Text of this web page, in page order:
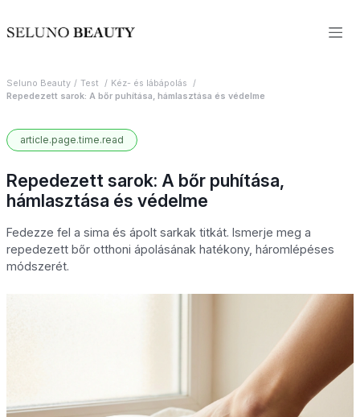
Seluno Beauty Test
Kéz- és lábápolás
Repedezett sarok: A bőr puhítása, hámlasztása és védelme
article.page.time.read
Repedezett sarok: A bőr puhítása,
hámlasztása és védelme
Fedezze fel a sima és ápolt sarkak titkát. Ismerje meg a
repedezett bőr otthoni ápolásának hatékony, háromlépéses
módszerét.